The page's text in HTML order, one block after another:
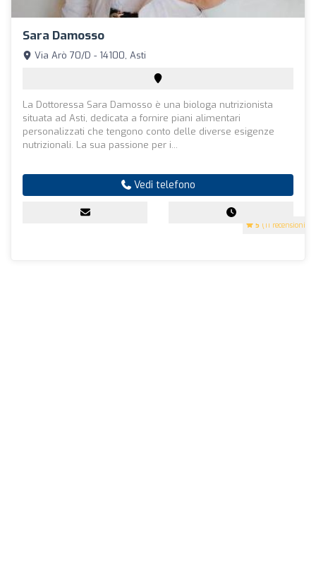
Sara Damosso
5 (11 recensioni)
Via Arò 70/D - 14100, Asti
La Dottoressa Sara Damosso è una biologa nutrizionista
situata ad Asti, dedicata a fornire piani alimentari
personalizzati che tengono conto delle diverse esigenze
nutrizionali. La sua passione per i...
Vedi telefono